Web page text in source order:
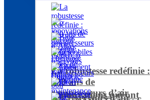
La robustesse redéfinie :
120 ans de
compresseurs d’air
5 innovations qui ont